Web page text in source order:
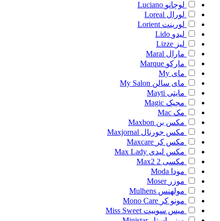
لوچانو Luciano
لورال Loreal
لورینت Lorient
لیدو Lido
لیز Lizze
مارال Maral
مارکو Marque
مای My
مای سالن My Salon
مایتی Mayti
مجیک Magic
مک Mac
مکس بن Maxbon
مکس جورنال Maxjornal
مکس کر Maxcare
مکس لیدی Max Lady
مکسی 2
Max2
مودا Moda
موزر Moser
مولهنس Mulhens
مونو کر Mono Care
میس سوییت Miss Sweet